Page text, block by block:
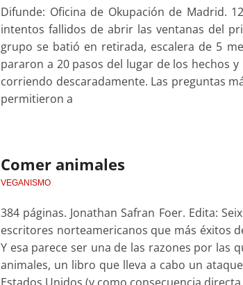
Difunde: Oficina de Okupación de Madrid.
intentos fallidos de abrir las ventanas del
grupo se batió en retirada, escalera de 5
pararon a 20 pasos del lugar de los hechos
corriendo descaradamente. Las preguntas
permitieron a
Comer animales
VEGANISMO
384 páginas. Jonathan Safran Foer. Edita:
escritores norteamericanos que más éxitos
Y esa parece ser una de las razones por las
animales, un libro que lleva a cabo un
Estados Unidos (y como consecuencia